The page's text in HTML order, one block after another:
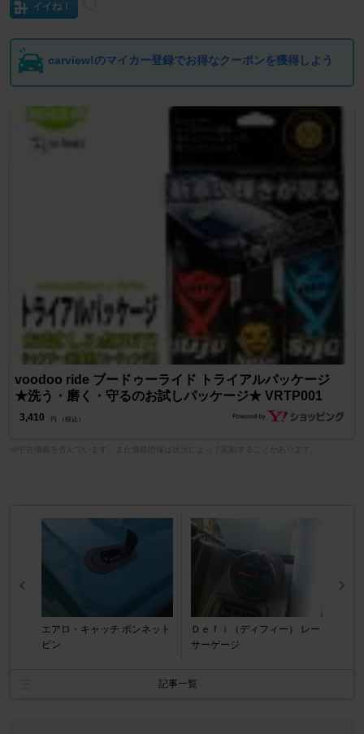
イイね！
carview!のマイカー登録でお得なクーポンを獲得しよう
voodoo ride ブードゥーライド トライアルパッケージ
★洗う・磨く・守るのお試しパッケージ★ VRTP001
3,410 円 （税込）
エアロ・キャッチ ボンネット
ピン
Ｄｅｆｉ（ディフィー） レー
サーゲージ
記事一覧